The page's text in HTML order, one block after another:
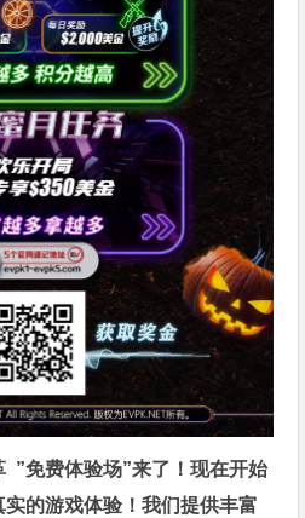
”免费体验场”来了！现在开始
的游戏体验！我们提供丰富